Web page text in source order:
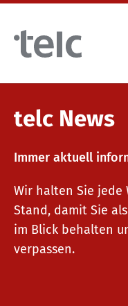
Skip to main content
Sprachprüfungen
telc Prüfungen digital
Zertifikatsprüfungen
Deutsch für die
Trainingsangebote
telc News
Immer aktuell
Wir halten Sie jede
Stand, damit Sie
im Blick behalten
verpassen.